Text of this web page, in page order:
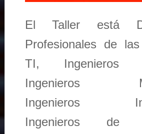
El Taller está
Profesionales de
TI, Ingenieros
Ingenieros
Ingenieros
Ingenieros de